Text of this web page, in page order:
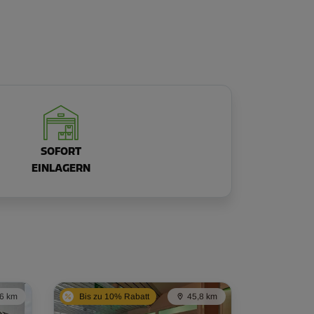
SOFORT
EINLAGERN
km Bis zu 10% Rabatt 45,8 km